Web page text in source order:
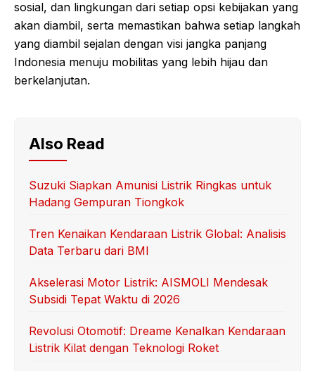
sosial, dan lingkungan dari setiap opsi kebijakan yang
akan diambil, serta memastikan bahwa setiap langkah
yang diambil sejalan dengan visi jangka panjang
Indonesia menuju mobilitas yang lebih hijau dan
berkelanjutan.
Also Read
Suzuki Siapkan Amunisi Listrik Ringkas untuk
Hadang Gempuran Tiongkok
Tren Kenaikan Kendaraan Listrik Global: Analisis
Data Terbaru dari BMI
Akselerasi Motor Listrik: AISMOLI Mendesak
Subsidi Tepat Waktu di 2026
Revolusi Otomotif: Dreame Kenalkan Kendaraan
Listrik Kilat dengan Teknologi Roket